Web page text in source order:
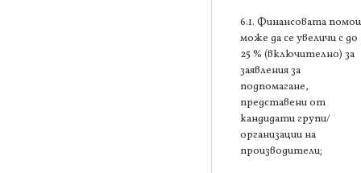
6.1. Финансовата
може да се увеличи с до
25 % (включително) за
заявления за
подпомагане,
представени от
кандидати групи/
организации на
производители;